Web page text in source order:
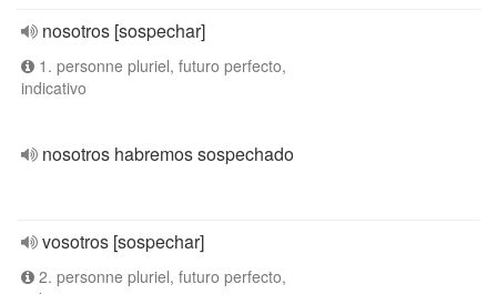
nosotros [sospechar]
1. personne pluriel, futuro perfecto,
indicativo
nosotros habremos sospechado
vosotros [sospechar]
2. personne pluriel, futuro perfecto,